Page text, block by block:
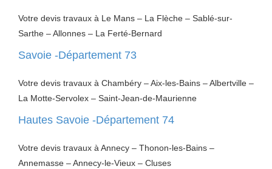
Votre devis travaux à Le Mans – La Flèche – Sablé-sur-
Sarthe – Allonnes – La Ferté-Bernard
Savoie -Département 73
Votre devis travaux à Chambéry – Aix-les-Bains – Albertville –
La Motte-Servolex – Saint-Jean-de-Maurienne
Hautes Savoie -Département 74
Votre devis travaux à Annecy – Thonon-les-Bains –
Annemasse – Annecy-le-Vieux – Cluses